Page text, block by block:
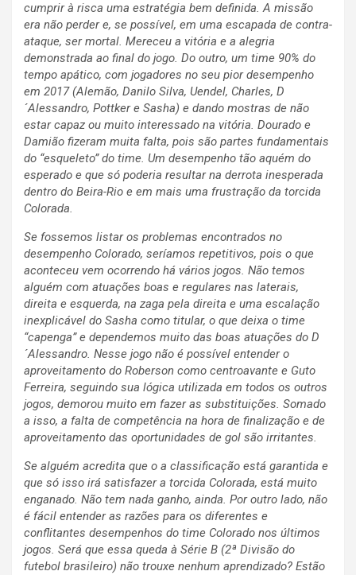
cumprir à risca uma estratégia bem definida. A missão
era não perder e, se possível, em uma escapada de contra-
ataque, ser mortal. Mereceu a vitória e a alegria
demonstrada ao final do jogo. Do outro, um time 90% do
tempo apático, com jogadores no seu pior desempenho
em 2017 (Alemão, Danilo Silva, Uendel, Charles, D
´Alessandro, Pottker e Sasha) e dando mostras de não
estar capaz ou muito interessado na vitória. Dourado e
Damião fizeram muita falta, pois são partes fundamentais
do “esqueleto” do time. Um desempenho tão aquém do
esperado e que só poderia resultar na derrota inesperada
dentro do Beira-Rio e em mais uma frustração da torcida
Colorada.
Se fossemos listar os problemas encontrados no
desempenho Colorado, seríamos repetitivos, pois o que
aconteceu vem ocorrendo há vários jogos. Não temos
alguém com atuações boas e regulares nas laterais,
direita e esquerda, na zaga pela direita e uma escalação
inexplicável do Sasha como titular, o que deixa o time
“capenga” e dependemos muito das boas atuações do D
´Alessandro. Nesse jogo não é possível entender o
aproveitamento do Roberson como centroavante e Guto
Ferreira, seguindo sua lógica utilizada em todos os outros
jogos, demorou muito em fazer as substituições. Somado
a isso, a falta de competência na hora de finalização e de
aproveitamento das oportunidades de gol são irritantes.
Se alguém acredita que o a classificação está garantida e
que só isso irá satisfazer a torcida Colorada, está muito
enganado. Não tem nada ganho, ainda. Por outro lado, não
é fácil entender as razões para os diferentes e
conflitantes desempenhos do time Colorado nos últimos
jogos. Será que essa queda à Série B (2ª Divisão do
futebol brasileiro) não trouxe nenhum aprendizado? Estão